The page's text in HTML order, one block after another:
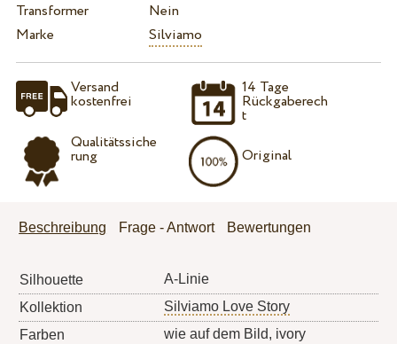
Transformer
Nein
Marke
Silviamo
Versand
kostenfrei
Qualitätssiche
rung
14 Tage
Rückgaberech
t
Original
Beschreibung Frage - Antwort Bewertungen
Silhouette
A-Linie
Kollektion
Silviamo Love Story
Farben
wie auf dem Bild, ivory